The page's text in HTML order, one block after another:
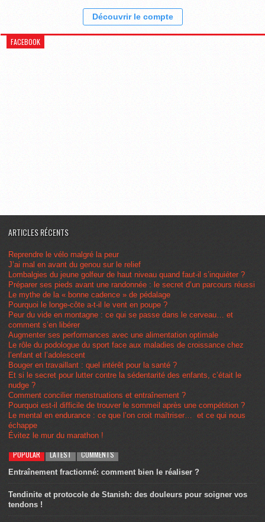
Découvrir le compte
FACEBOOK
ARTICLES RÉCENTS
Reprendre le vélo malgré la peur
J’ai mal en avant du genou sur le relief
Lombalgies du jeune golfeur de haut niveau quand faut-il s’inquiéter ?
Préparer ses pieds avant une randonnée : le secret d’un parcours réussi
Le mythe de la « bonne cadence » de pédalage
Pourquoi le longe-côte a-t-il le vent en poupe ?
Peur du vide en montagne : ce qui se passe dans le cerveau… et
comment s’en libérer
Augmenter ses performances avec une alimentation optimale
Le rôle du podologue du sport face aux maladies de croissance chez
l’enfant et l’adolescent
Bouger en travaillant : quel intérêt pour la santé ?
Et si le secret pour lutter contre la sédentarité des enfants, c’était le
nudge ?
Comment concilier menstruations et entraînement ?
Pourquoi est-il difficile de trouver le sommeil après une compétition ?
Le mental en endurance : ce que l’on croit maîtriser… et ce qui nous
échappe
Évitez le mur du marathon !
POPULAR LATEST COMMENTS
Entraînement fractionné: comment bien le réaliser ?
Tendinite et protocole de Stanish: des douleurs pour soigner vos
tendons !